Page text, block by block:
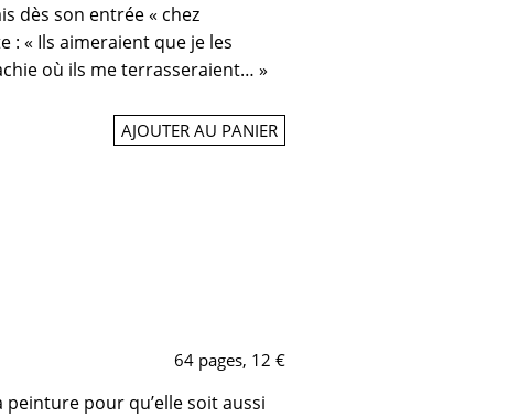
dès son entrée « chez
: « Ils aimeraient que je les
où ils me terrasseraient… »
AJOUTER AU PANIER
64 pages, 12 €
peinture pour qu’elle soit aussi